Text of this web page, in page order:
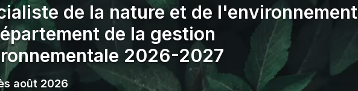
de la nature et de l'environnement
de la gestion
2026-2027
août 2026